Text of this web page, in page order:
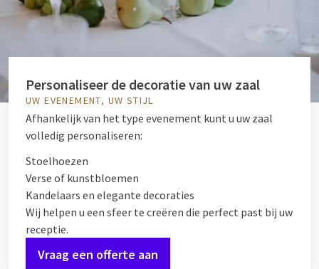
Personaliseer de decoratie van uw zaal
UW EVENEMENT, UW STIJL
Afhankelijk van het type evenement kunt u uw zaal
volledig personaliseren:
Stoelhoezen
Verse of kunstbloemen
Kandelaars en elegante decoraties
Wij helpen u een sfeer te creëren die perfect past bij uw
receptie.
Vraag een offerte aan